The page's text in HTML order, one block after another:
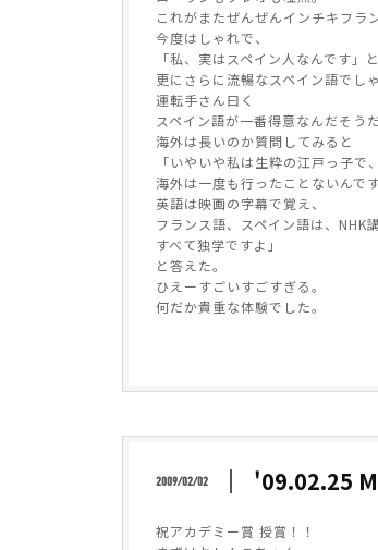
これがまたぜんぜんインチキフラ
今度はしゃれで、
「私、実はスペイン人なんです」
更にさらに流暢なスペイン語でし
運転手さん曰く
スペイン語が一番得意なんだそうだ
海外は長いのか質問してみると
「いやいや私は生粋の江戸っ子で、
海外は一度も行ったことないんです
英語は映画の字幕で覚え、
フランス語、スペイン語は、NHK
すべて独学ですよ」
と答えた。
ひえーすごいすごすぎる。
何だか貴重な体験でした。
2009/02/02 '09.02.25
祝アカデミー賞 授賞！！